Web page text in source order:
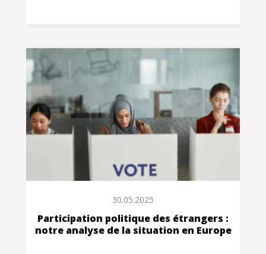
30.05.2025
Participation politique des étrangers :
notre analyse de la situation en Europe